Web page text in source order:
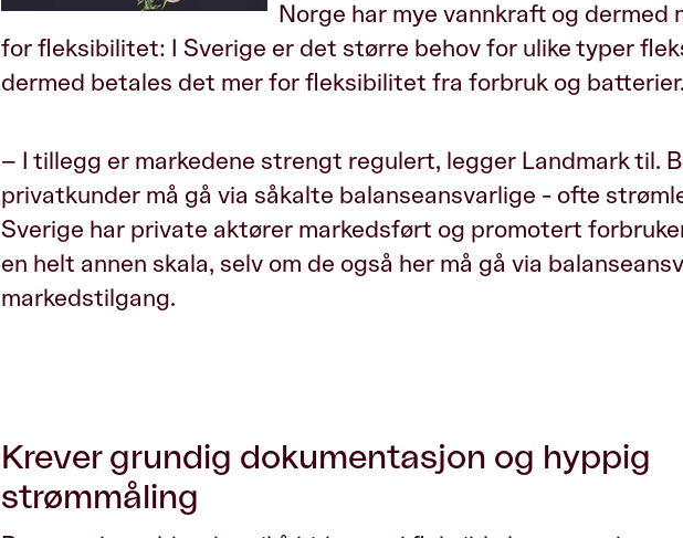
Norge har mye vannkraft og dermed
for fleksibilitet:
I Sverige er det større behov for ulike typer
dermed betales det mer for fleksibilitet fra forbruk og batterier.
– I tillegg er markedene strengt regulert, legger Landmark til.
privatkunder må gå via såkalte balanseansvarlige - ofte
Sverige har private aktører markedsført og promotert
en helt annen skala, selv om de også her må gå via
markedstilgang.
Krever grundig dokumentasjon og hyppig
strømmåling